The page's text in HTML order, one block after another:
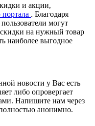
и акции,
. Благодаря
могут
на нужный товар
наиболее выгодное
новости у Вас есть
либо опровергает
Напишите нам через
анонимно.